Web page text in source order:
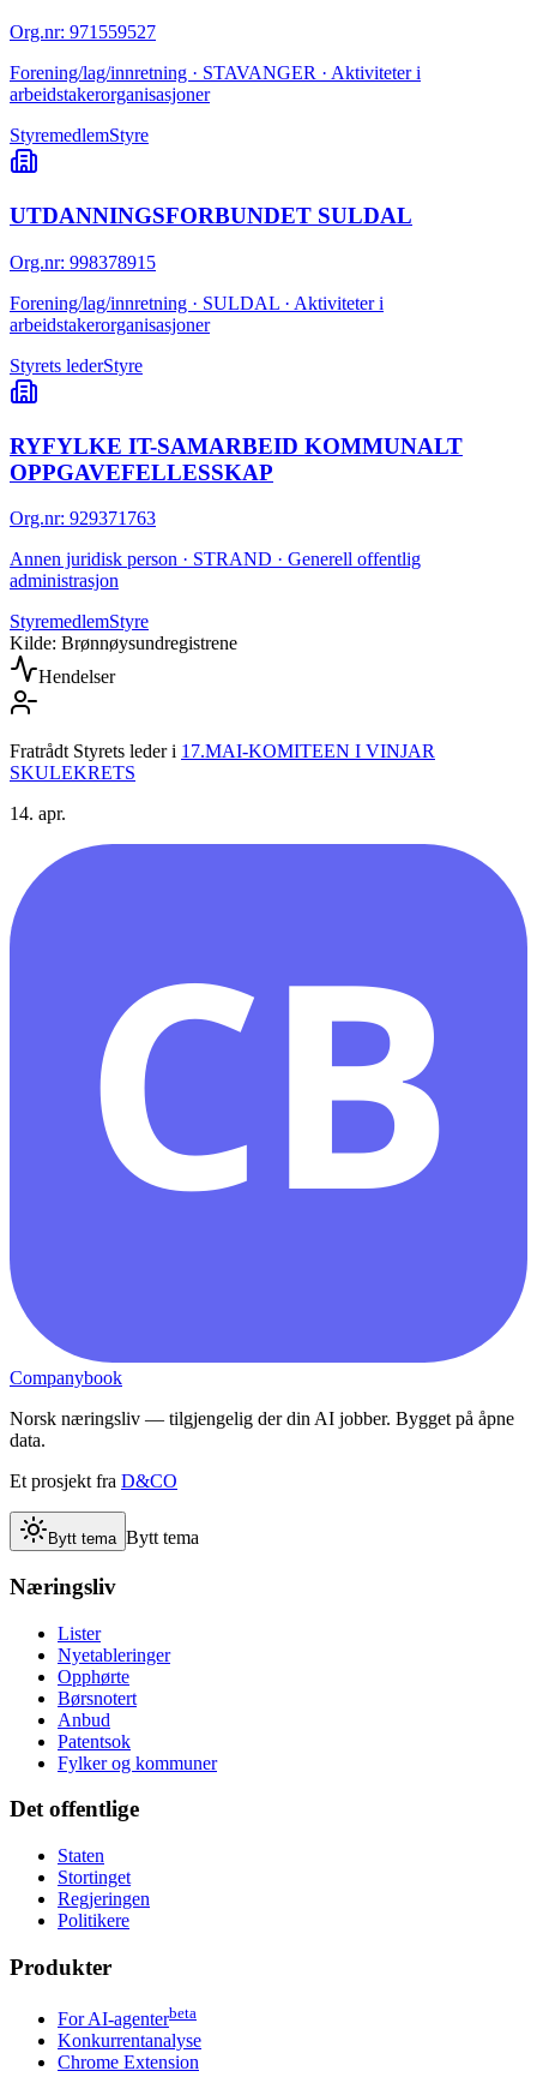
Org.nr: 971559527
Forening/lag/innretning · STAVANGER · Aktiviteter i
arbeidstakerorganisasjoner
StyremedlemStyre
UTDANNINGSFORBUNDET SULDAL
Org.nr: 998378915
Forening/lag/innretning · SULDAL · Aktiviteter i
arbeidstakerorganisasjoner
Styrets lederStyre
RYFYLKE IT-SAMARBEID KOMMUNALT
OPPGAVEFELLESSKAP
Org.nr: 929371763
Annen juridisk person · STRAND · Generell offentlig
administrasjon
StyremedlemStyre
Kilde: Brønnøysundregistrene
Hendelser
Fratrådt Styrets lederi 17.MAI-KOMITEEN I VINJAR
SKULEKRETS
14. apr.
CB
Companybook
Norsk næringsliv — tilgjengelig der din AI jobber. Bygget på åpne
data.
Et prosjekt fra D&CO
Bytt tema Bytt tema
Næringsliv
Lister
Nyetableringer
Opphørte
Børsnotert
Anbud
Patentsok
Fylker og kommuner
Det offentlige
Staten
Stortinget
Regjeringen
Politikere
Produkter
For AI-agenterbeta
Konkurrentanalyse
Chrome Extension